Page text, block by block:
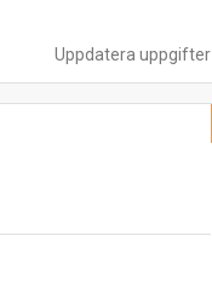
Uppdatera uppgifter